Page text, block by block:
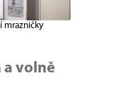
mrazničky
volně